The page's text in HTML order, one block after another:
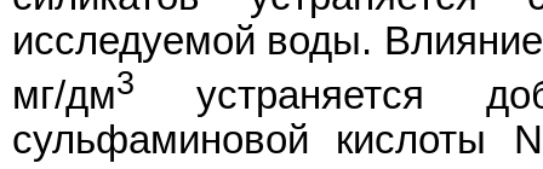
исследуемой воды.
мг/дм3
устраняется
сульфаминовой кислоты